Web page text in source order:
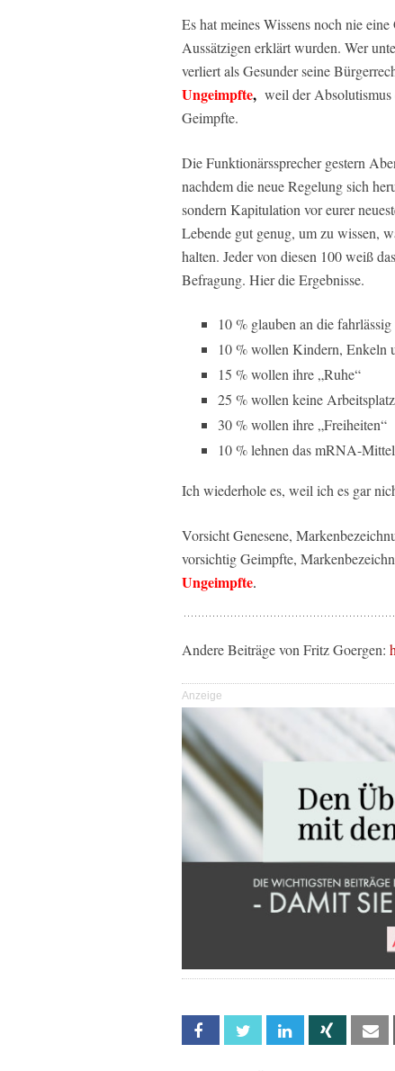
Es hat meines Wissens noch nie
Aussätzigen erklärt wurden. Wer
verliert als Gesunder seine
Ungeimpfte, weil der
Geimpfte.
Die Funktionärssprecher gestern
nachdem die neue Regelung sich
sondern Kapitulation vor eurer
Lebende gut genug, um zu wissen,
halten. Jeder von diesen 100 weiß
Befragung. Hier die Ergebnisse.
10 % glauben an die
10 % wollen Kindern, Enkeln
15 % wollen ihre „Ruhe“
25 % wollen keine
30 % wollen ihre „Freiheiten“
10 % lehnen das mRNA-
Ich wiederhole es, weil ich es gar
Vorsicht Genesene,
vorsichtig Geimpfte,
Ungeimpfte.
Andere Beiträge von Fritz Goergen:
Anzeige
Facebook Twitter Linkedin Xing